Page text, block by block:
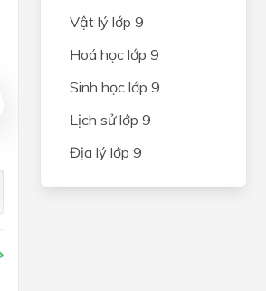
Vật lý lớp 9
Hoá học lớp 9
Sinh học lớp 9
Lịch sử lớp 9
Địa lý lớp 9